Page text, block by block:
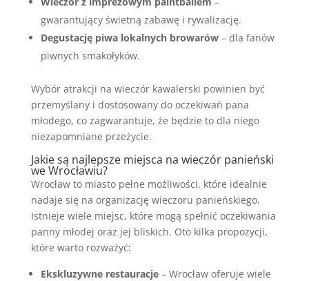
gwarantujący świetną zabawę i rywalizację.
Degustację piwa lokalnych browarów– dla fanów
piwnych smakołyków.
Wybór atrakcji na wieczór kawalerski powinien być
przemyślany i dostosowany do oczekiwań pana
młodego, co zagwarantuje, że będzie to dla niego
niezapomniane przeżycie.
Jakie są najlepsze miejsca na wieczór panieński
we Wrocławiu?
Wrocław to miasto pełne możliwości, które idealnie
nadaje się na organizację wieczoru panieńskiego.
Istnieje wiele miejsc, które mogą spełnić oczekiwania
panny młodej oraz jej bliskich. Oto kilka propozycji,
które warto rozważyć:
Ekskluzywne restauracje– Wrocław oferuje wiele